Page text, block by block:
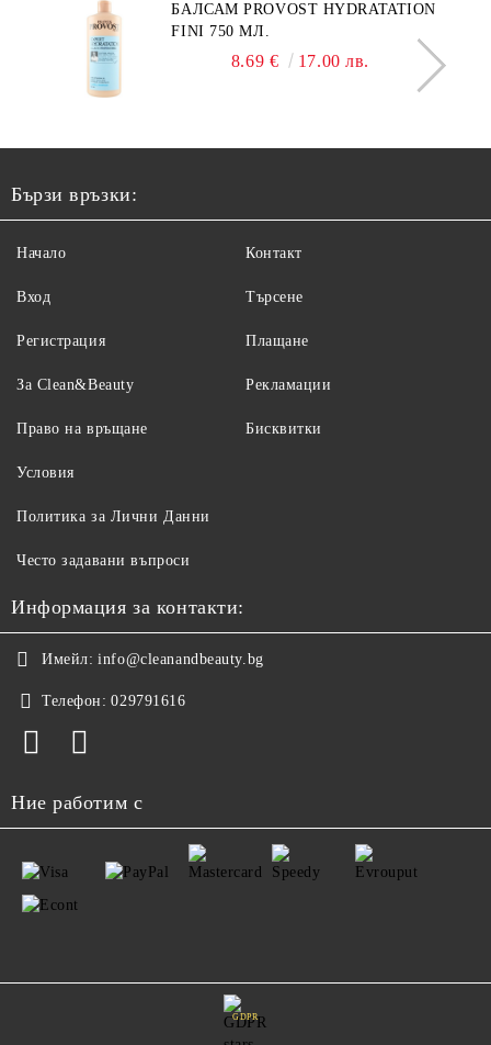
БАЛСАМ PROVOST HYDRATATION
FINI 750 МЛ.
8.69 € 17.00 лв.
Бързи връзки:
Начало
Вход
Регистрация
За Clean&Beauty
Контакт
Търсене
Плащане
Рекламации
Право на връщане
Условия
Политика за Лични Данни
Често задавани въпроси
Бисквитки
Информация за контакти:
Имейл: info@cleanandbeauty.bg
Телефон: 029791616
Ние работим с
GDPR